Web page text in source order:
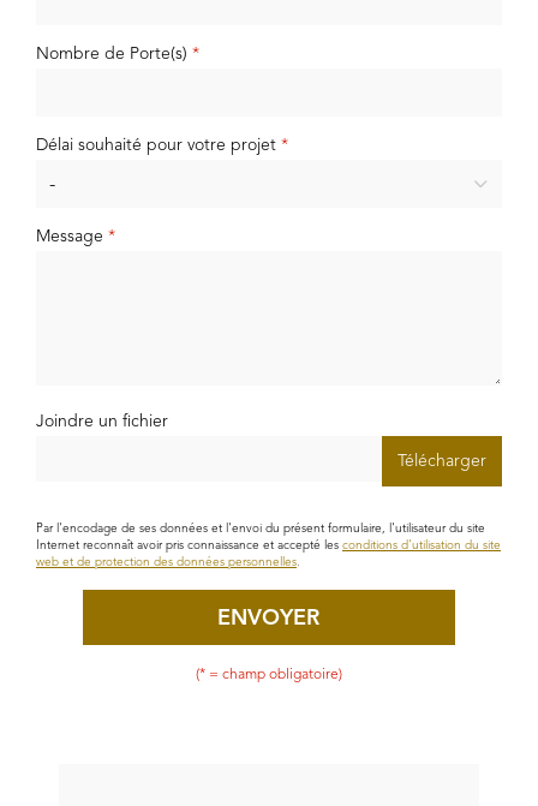
Nombre de Porte(s) *
Délai souhaité pour votre projet *
Message *
Joindre un fichier
Télécharger
Par l'encodage de ses données et l'envoi du présent formulaire, l'utilisateur du site
Internet reconnaît avoir pris connaissance et accepté les conditions d'utilisation du site
web et de protection des données personnelles.
ENVOYER
(* = champ obligatoire)